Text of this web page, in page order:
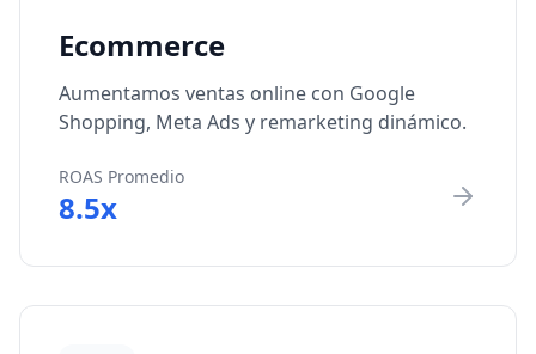
Ecommerce
Aumentamos ventas online con Google
Shopping, Meta Ads y remarketing dinámico.
ROAS Promedio
8.5x